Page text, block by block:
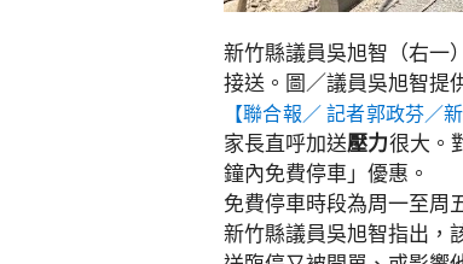
新竹縣議員吳旭智（右一
接送。圖／議員吳旭智提
【聯合報／ 記者郭政芬／
家長直呼加送壓力很大。
鐘內免費停車」優惠。
免費停車時段為周一至周
新竹縣議員吳旭智指出，